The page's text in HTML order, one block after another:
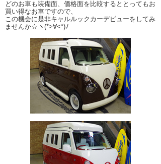
どのお車も装備面、価格面を比較するととってもお
買い得なお車ですので、
この機会に是非キャルルックカーデビューをしてみ
ませんか☆ヽ(*>∀<*)ﾉ